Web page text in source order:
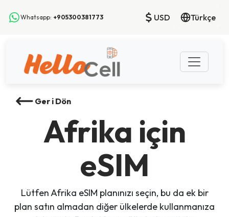
Whatsapp: +905300381773 USD Türkçe
Ger i Dön
Afrika için
eSIM
Lütfen Afrika eSIM planınızı seçin, bu da ek bir
plan satın almadan diğer ülkelerde kullanmanıza